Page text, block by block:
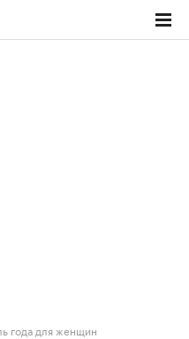
года для женщин